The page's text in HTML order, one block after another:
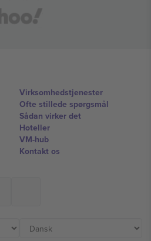
Virksomhedstjenester
Ofte stillede spørgsmål
Sådan virker det
Hoteller
VM-hub
Kontakt os